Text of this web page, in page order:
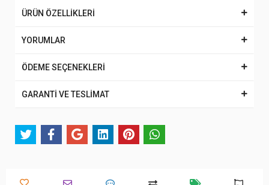
ÜRÜN ÖZELLİKLERİ
YORUMLAR
ÖDEME SEÇENEKLERİ
GARANTİ VE TESLİMAT